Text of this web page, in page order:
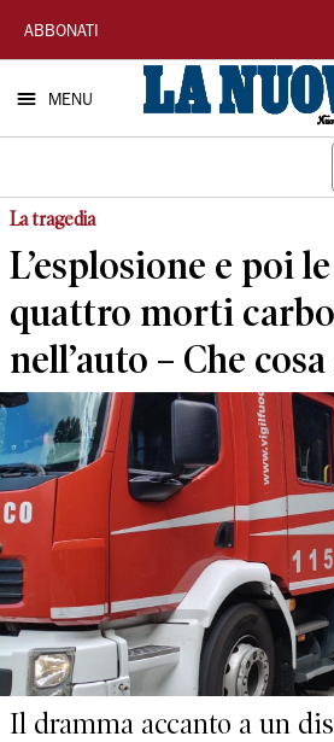
La
Nuova
Sardegna
ABBONATI
MENU
La tragedia
L’esplosione e poi
quattro morti
nell’auto – Che
Il dramma accanto a un